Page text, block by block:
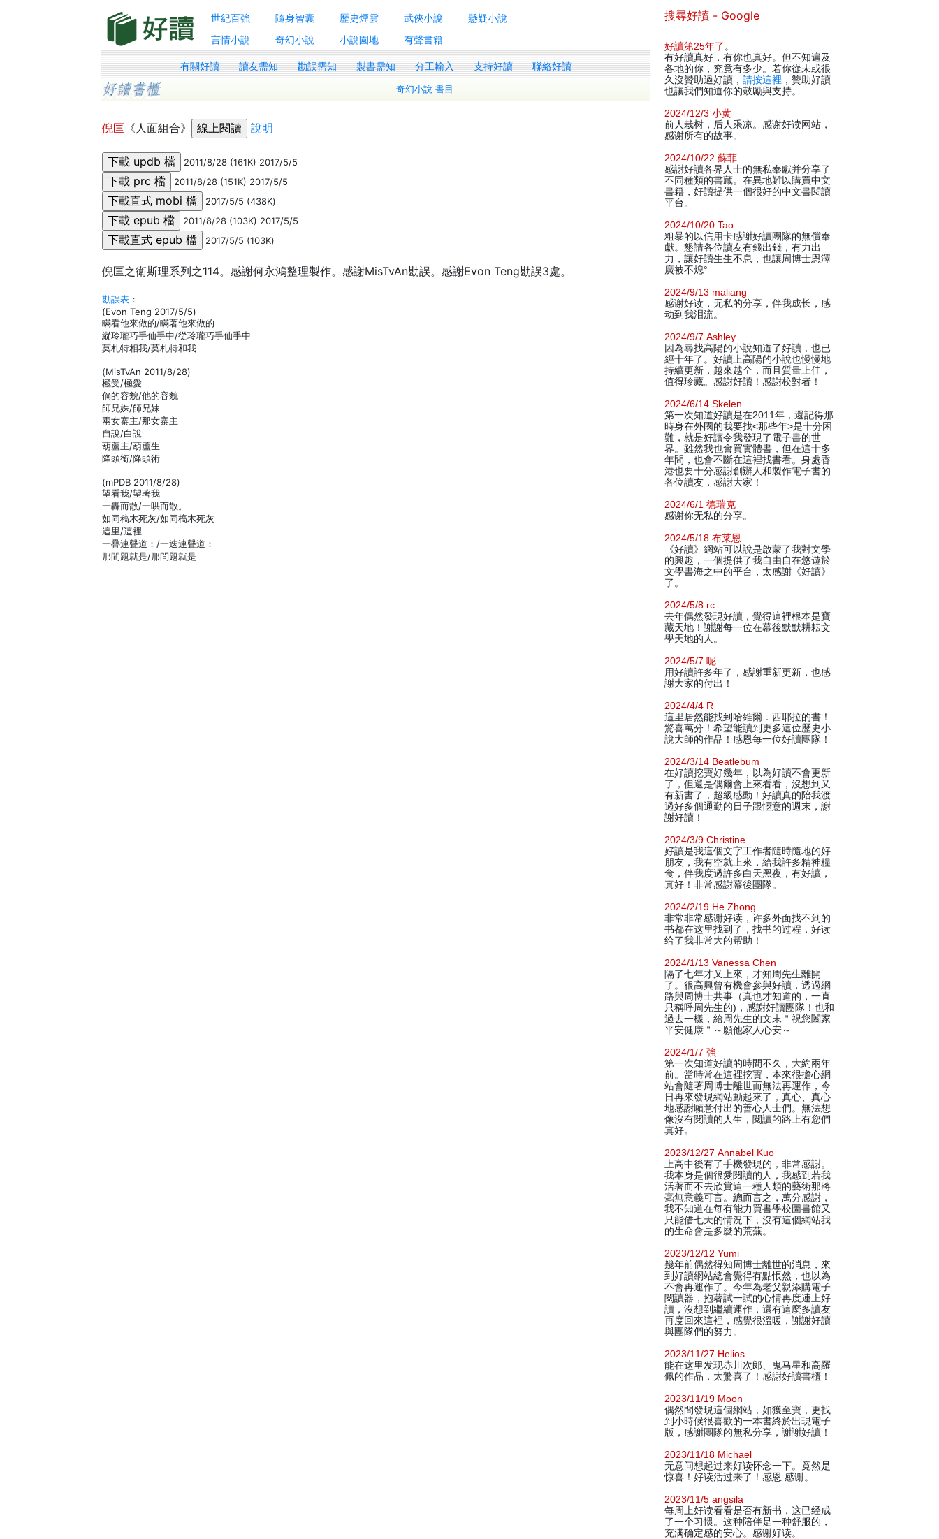
世紀百強 隨身智囊 歷史煙雲 武俠小說
懸疑小說
言情小說
奇幻小說 小說園地 有聲書籍
有關好讀 讀友需知 勘誤需知 製書需知 分工輸入 支持好讀 聯絡好讀
奇幻小說 書目
倪匡 《人面組合》 說明
2011/8/28 (161K) 2017/5/5
2011/8/28 (151K) 2017/5/5
2017/5/5 (438K)
2011/8/28 (103K) 2017/5/5
2017/5/5 (103K)
倪匡之衛斯理系列之114。感謝何永鴻整理製作。感謝MisTvAn勘誤。感謝Evon Teng勘誤3處。
勘誤表 ：
(Evon Teng 2017/5/5)
瞞看他來做的/瞞著他來做的
縱玲瓏巧手仙手中/從玲瓏巧手仙手中
莫札特相我/莫札特和我
(MisTvAn 2011/8/28)
極受/極愛
倘的容貌/他的容貌
師兄姝/師兄妹
兩女寨主/那女寨主
自說/白說
葫蘆主/葫蘆生
降頭銜/降頭術
(mPDB 2011/8/28)
望看我/望著我
一轟而散/一哄而散。
如同稿木死灰/如同槁木死灰
這里/這裡
一疊連聲道：/一迭連聲道：
那間題就是/那問題就是
搜尋好讀 - Google
好讀第25年了 。
有好讀真好，有你也真好。但不知遍及
各地的你，究竟有多少。若你從未或很
久沒贊助過好讀， 請按這裡 ，贊助好讀
也讓我們知道你的鼓勵與支持。
2024/12/3 小黄
前人栽树，后人乘凉。感谢好读网站，
感谢所有的故事。
2024/10/22 蘇菲
感謝好讀各界人士的無私奉獻并分享了
不同種類的書藏。在異地難以購買中文
書籍，好讀提供一個很好的中文書閱讀
平台。
2024/10/20 Tao
粗暴的以信用卡感謝好讀團隊的無償奉
獻。懇請各位讀友有錢出錢，有力出
力，讓好讀生生不息，也讓周博士恩澤
廣被不熄°
2024/9/13 maliang
感谢好读，无私的分享，伴我成长，感
动到我泪流。
2024/9/7 Ashley
因為尋找高陽的小說知道了好讀，也已
經十年了。好讀上高陽的小說也慢慢地
持續更新，越來越全，而且質量上佳，
值得珍藏。感謝好讀！感謝校對者！
2024/6/14 Skelen
第一次知道好讀是在2011年，還記得那
時身在外國的我要找<那些年>是十分困
難，就是好讀令我發現了電子書的世
界。雖然我也會買實體書，但在這十多
年間，也會不斷在這裡找書看。身處香
港也要十分感謝創辦人和製作電子書的
各位讀友，感謝大家！
2024/6/1 德瑞克
感谢你无私的分享。
2024/5/18 布莱恩
《好讀》網站可以說是啟蒙了我對文學
的興趣，一個提供了我自由自在悠遊於
文學書海之中的平台，太感謝《好讀》
了。
2024/5/8 rc
去年偶然發現好讀，覺得這裡根本是寶
藏天地！謝謝每一位在幕後默默耕耘文
學天地的人。
2024/5/7 呢
用好讀許多年了，感謝重新更新，也感
謝大家的付出！
2024/4/4 R
這里居然能找到哈維爾．西耶拉的書！
驚喜萬分！希望能讀到更多這位歷史小
說大師的作品！感恩每一位好讀團隊！
2024/3/14 Beatlebum
在好讀挖寶好幾年，以為好讀不會更新
了，但還是偶爾會上來看看，沒想到又
有新書了，超級感動！好讀真的陪我渡
過好多個通勤的日子跟愜意的週末，謝
謝好讀！
2024/3/9 Christine
好讀是我這個文字工作者隨時隨地的好
朋友，我有空就上來，給我許多精神糧
食，伴我度過許多白天黑夜，有好讀，
真好！非常感謝幕後團隊。
2024/2/19 He Zhong
非常非常感谢好读，许多外面找不到的
书都在这里找到了，找书的过程，好读
给了我非常大的帮助！
2024/1/13 Vanessa Chen
隔了七年才又上來，才知周先生離開
了。很高興曾有機會參與好讀，透過網
路與周博士共事（真也才知道的，一直
只稱呼周先生的)，感謝好讀團隊！也和
過去一樣，給周先生的文末＂祝您闔家
平安健康＂～願他家人心安～
2024/1/7 強
第一次知道好讀的時間不久，大約兩年
前。當時常在這裡挖寶，本來很擔心網
站會隨著周博士離世而無法再運作，今
日再來發現網站動起來了，真心、真心
地感謝願意付出的善心人士們。無法想
像沒有閱讀的人生，閱讀的路上有您們
真好。
2023/12/27 Annabel Kuo
上高中後有了手機發現的，非常感謝。
我本身是個很愛閱讀的人，我感到若我
活著而不去欣賞這一種人類的藝術那將
毫無意義可言。總而言之，萬分感謝，
我不知道在每有能力買書學校圖書館又
只能借七天的情況下，沒有這個網站我
的生命會是多麼的荒蕪。
2023/12/12 Yumi
幾年前偶然得知周博士離世的消息，來
到好讀網站總會覺得有點悵然，也以為
不會再運作了。今年為老父親添購電子
閱讀器，抱著試一試的心情再度連上好
讀，沒想到繼續運作，還有這麼多讀友
再度回來這裡，感覺很溫暖，謝謝好讀
與團隊們的努力。
2023/11/27 Helios
能在这里发现赤川次郎、鬼马星和高羅
佩的作品，太驚喜了！感謝好讀書櫃！
2023/11/19 Moon
偶然間發現這個網站，如獲至寶，更找
到小時候很喜歡的一本書終於出現電子
版，感謝團隊的無私分享，謝謝好讀！
2023/11/18 Michael
无意间想起过来好读怀念一下。竟然是
惊喜！好读活过来了！感恩 感谢。
2023/11/5 angsila
每周上好读看看是否有新书，这已经成
了一个习惯。这种陪伴是一种舒服的，
充满确定感的安心。感谢好读。